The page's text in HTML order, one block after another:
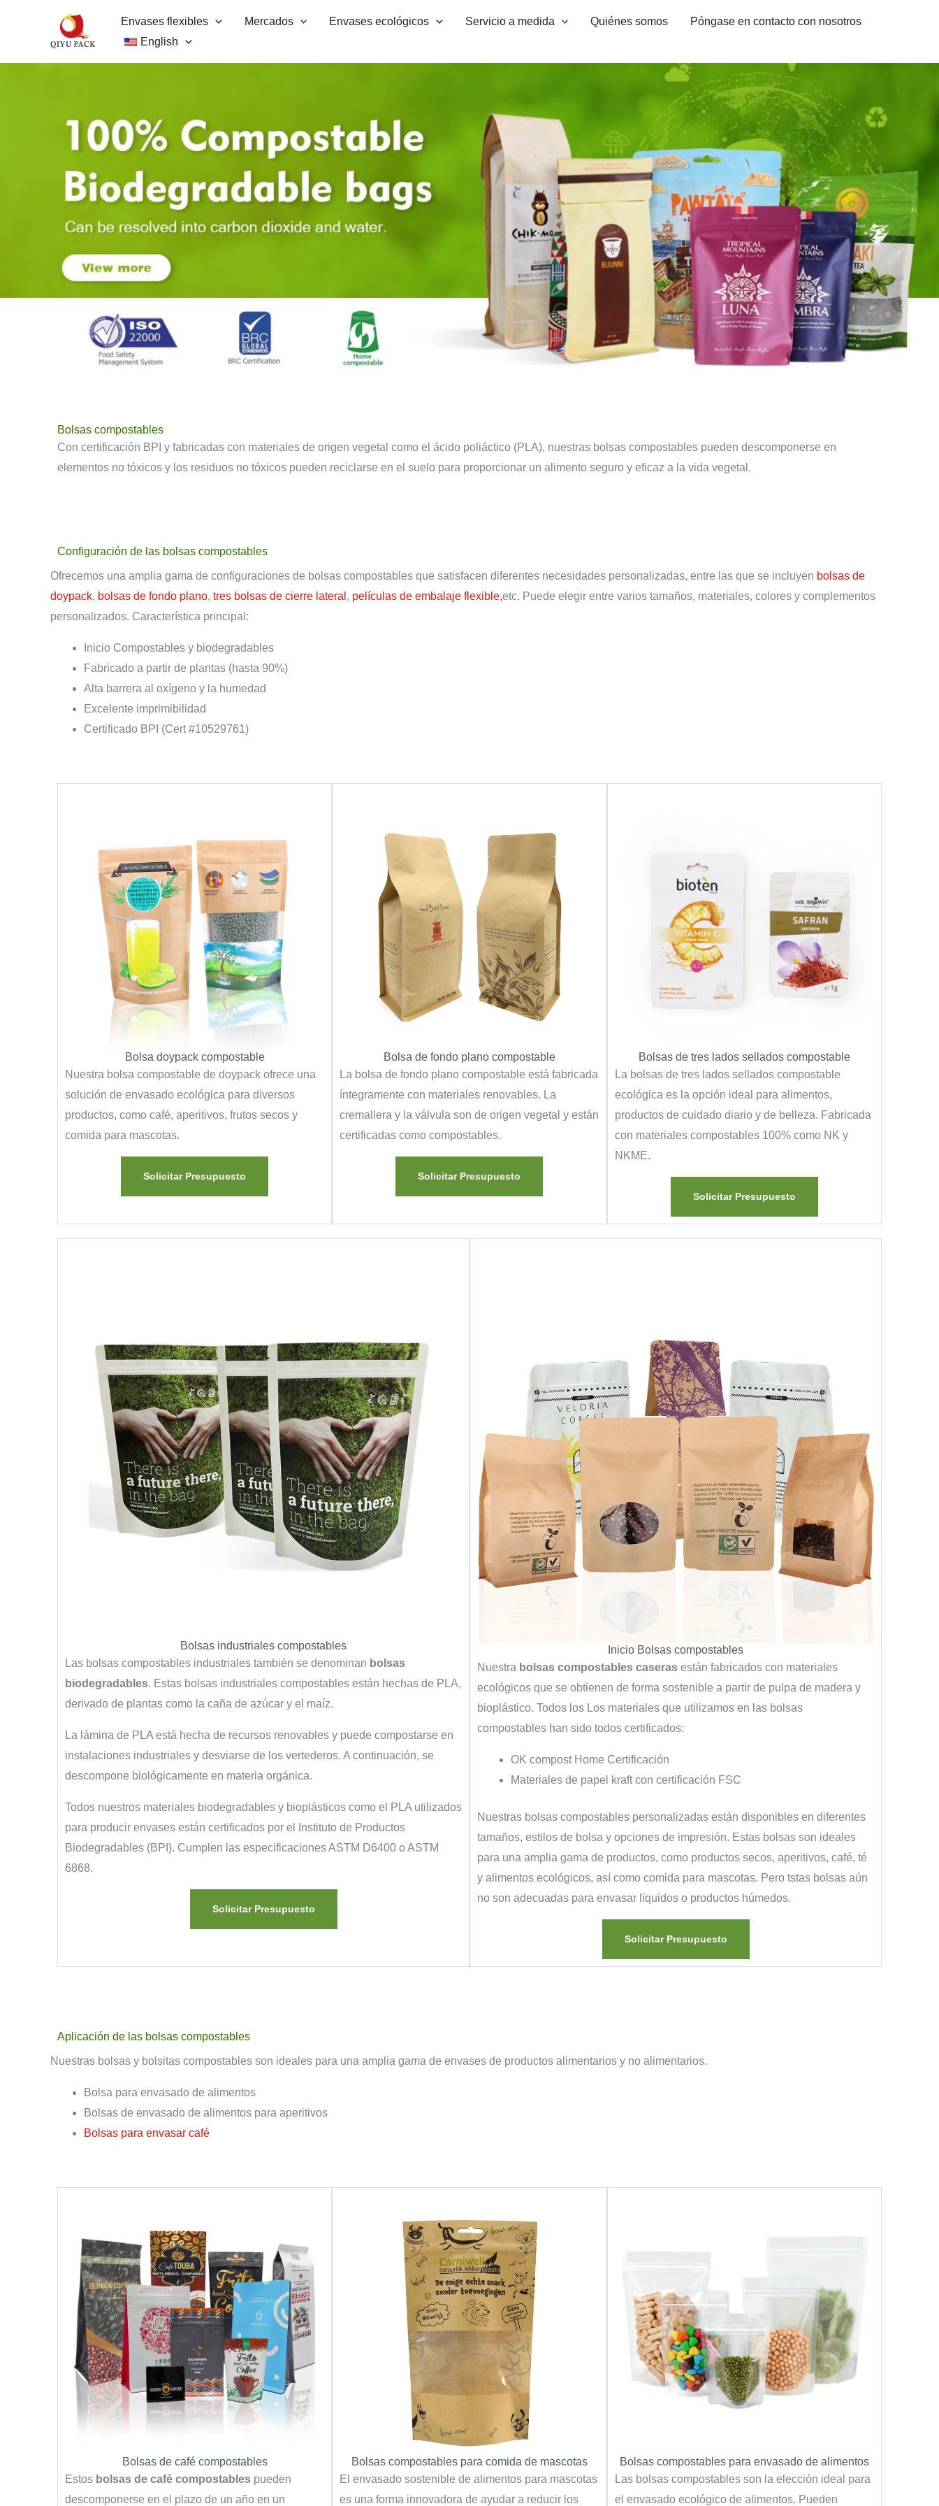
Envases flexibles Mercados Envases ecológicos Servicio a medida Quiénes somos
Póngase en contacto con nosotros
English
Bolsas compostables
Con certificación BPI y fabricadas con materiales de origen vegetal como el ácido poliáctico (PLA), nuestras bolsas compostables pueden descomponerse en
elementos no tóxicos y los residuos no tóxicos pueden reciclarse en el suelo para proporcionar un alimento seguro y eficaz a la vida vegetal.
Configuración de las bolsas compostables
Ofrecemos una amplia gama de configuraciones de bolsas compostables que satisfacen diferentes necesidades personalizadas, entre las que se incluyen bolsas de
doypack, bolsas de fondo plano, tres bolsas de cierre lateral , películas de embalaje flexible,etc. Puede elegir entre varios tamaños, materiales, colores y complementos
personalizados. Característica principal:
Inicio Compostables y biodegradables
Fabricado a partir de plantas (hasta 90%)
Alta barrera al oxígeno y la humedad
Excelente imprimibilidad
Certificado BPI (Cert #10529761)
Bolsa doypack compostable
Nuestra bolsa compostable de doypack ofrece una
solución de envasado ecológica para diversos
productos, como café, aperitivos, frutos secos y
comida para mascotas.
Solicitar Presupuesto
Bolsa de fondo plano compostable
La bolsa de fondo plano compostable está fabricada
íntegramente con materiales renovables. La
cremallera y la válvula son de origen vegetal y están
certificadas como compostables.
Solicitar Presupuesto
Bolsas de tres lados sellados compostable
La bolsas de tres lados sellados compostable
ecológica es la opción ideal para alimentos,
productos de cuidado diario y de belleza. Fabricada
con materiales compostables 100% como NK y
NKME.
Solicitar Presupuesto
Bolsas industriales compostables
Las bolsas compostables industriales también se denominan bolsas
biodegradables. Estas bolsas industriales compostables están hechas de PLA,
derivado de plantas como la caña de azúcar y el maíz.
La lámina de PLA está hecha de recursos renovables y puede compostarse en
instalaciones industriales y desviarse de los vertederos. A continuación, se
descompone biológicamente en materia orgánica.
Todos nuestros materiales biodegradables y bioplásticos como el PLA utilizados
para producir envases están certificados por el Instituto de Productos
Biodegradables (BPI). Cumplen las especificaciones ASTM D6400 o ASTM
6868.
Solicitar Presupuesto
Inicio Bolsas compostables
Nuestra bolsas compostables caseras están fabricados con materiales
ecológicos que se obtienen de forma sostenible a partir de pulpa de madera y
bioplástico. Todos los Los materiales que utilizamos en las bolsas
compostables han sido todos certificados:
OK compost Home Certificación
Materiales de papel kraft con certificación FSC
Nuestras bolsas compostables personalizadas están disponibles en diferentes
tamaños, estilos de bolsa y opciones de impresión. Estas bolsas son ideales
para una amplia gama de productos, como productos secos, aperitivos, café, té
y alimentos ecológicos, así como comida para mascotas. Pero tstas bolsas aún
no son adecuadas para envasar líquidos o productos húmedos.
Solicitar Presupuesto
Aplicación de las bolsas compostables
Nuestras bolsas y bolsitas compostables son ideales para una amplia gama de envases de productos alimentarios y no alimentarios.
Bolsa para envasado de alimentos
Bolsas de envasado de alimentos para aperitivos
Bolsas para envasar café
Bolsas de café compostables
Estos bolsas de café compostables pueden
descomponerse en el plazo de un año en un
Bolsas compostables para comida de mascotas
El envasado sostenible de alimentos para mascotas
es una forma innovadora de ayudar a reducir los
Bolsas compostables para envasado de alimentos
Las bolsas compostables son la elección ideal para
el envasado ecológico de alimentos. Pueden